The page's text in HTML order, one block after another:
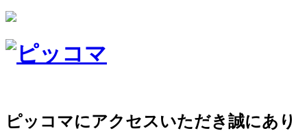
ピッコマにアクセスいただき誠にあり